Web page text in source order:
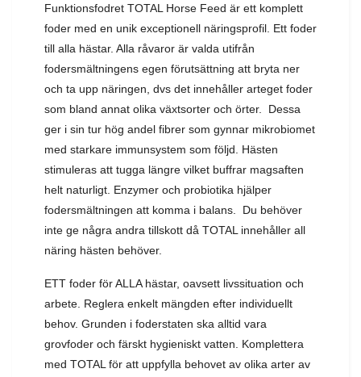
Funktionsfodret TOTAL Horse Feed är ett komplett
foder med en unik exceptionell näringsprofil. Ett foder
till alla hästar. Alla råvaror är valda utifrån
fodersmältningens egen förutsättning att bryta ner
och ta upp näringen, dvs det innehåller arteget foder
som bland annat olika växtsorter och örter. Dessa
ger i sin tur hög andel fibrer som gynnar mikrobiomet
med starkare immunsystem som följd. Hästen
stimuleras att tugga längre vilket buffrar magsaften
helt naturligt. Enzymer och probiotika hjälper
fodersmältningen att komma i balans. Du behöver
inte ge några andra tillskott då TOTAL innehåller all
näring hästen behöver.
ETT foder för ALLA hästar, oavsett livssituation och
arbete. Reglera enkelt mängden efter individuellt
behov. Grunden i foderstaten ska alltid vara
grovfoder och färskt hygieniskt vatten. Komplettera
med TOTAL för att uppfylla behovet av olika arter av